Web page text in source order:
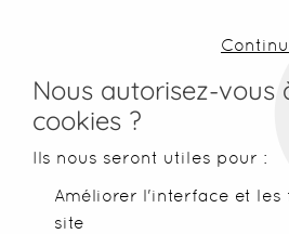
PORT À PARTIR DE 2,99 €
D'ACHATS
Nous autorisez-vous
cookies ?
Ils nous seront utiles pour :
Améliorer l'interface et
site